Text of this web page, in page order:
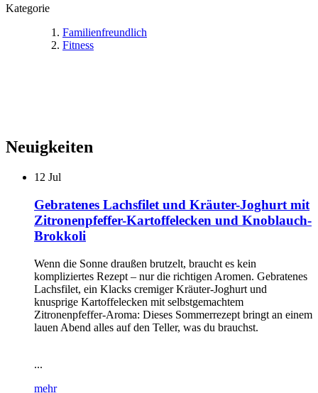
Kategorie
Familienfreundlich
Fitness
Neuigkeiten
12 Jul
Gebratenes Lachsfilet und Kräuter-Joghurt mit
Zitronenpfeffer-Kartoffelecken und Knoblauch-
Brokkoli
Wenn die Sonne draußen brutzelt, braucht es kein
kompliziertes Rezept – nur die richtigen Aromen. Gebratenes
Lachsfilet, ein Klacks cremiger Kräuter-Joghurt und
knusprige Kartoffelecken mit selbstgemachtem
Zitronenpfeffer-Aroma: Dieses Sommerrezept bringt an einem
lauen Abend alles auf den Teller, was du brauchst.
...
mehr